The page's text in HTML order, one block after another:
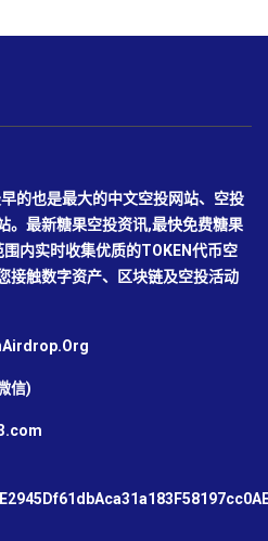
的也是最大的中文空投网站、空投
。最新糖果空投资讯,最快免费糖果
内实时收集优质的TOKEN代币空
接触数字资产、区块链及空投活动
信)